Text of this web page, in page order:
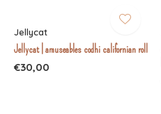
Jellycat
Jellycat | amuseables codhi californian roll
€30,00